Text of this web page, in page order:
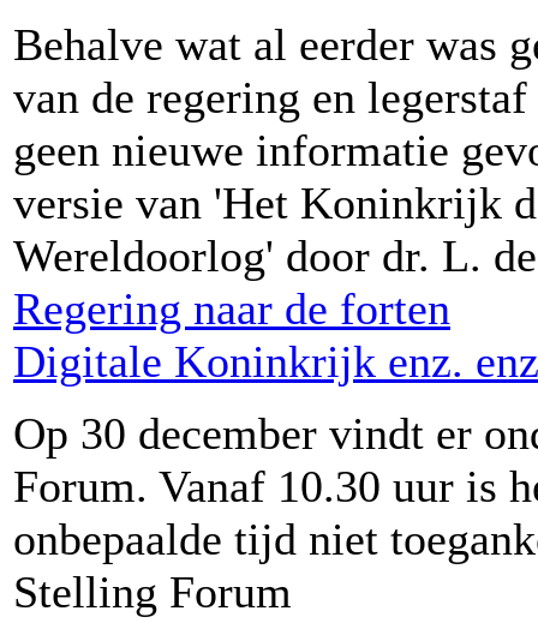
Behalve wat al eerder was
van de regering en
geen nieuwe informatie
versie van 'Het Koninkrijk
Wereldoorlog' door dr. L.
Regering naar de forten
Digitale Koninkrijk enz.
Op 30 december vindt er
Forum. Vanaf 10.30 uur is
onbepaalde tijd niet
Stelling Forum